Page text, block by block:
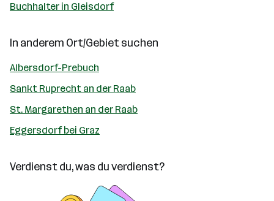
Buchhalter in Gleisdorf
In anderem Ort/Gebiet suchen
Albersdorf-Prebuch
Sankt Ruprecht an der Raab
St. Margarethen an der Raab
Eggersdorf bei Graz
Verdienst du, was du verdienst?